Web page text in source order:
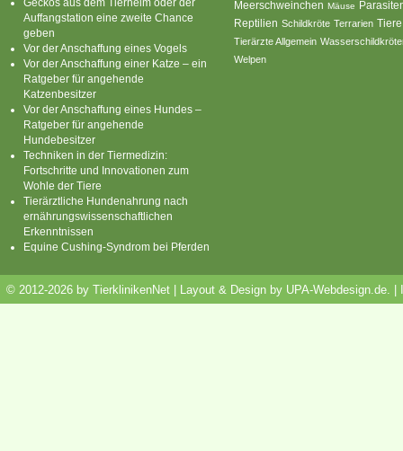
Auffangstation eine zweite Chance
geben
Vor der Anschaffung eines Vogels
Vor der Anschaffung einer Katze – ein
Ratgeber für angehende
Katzenbesitzer
Vor der Anschaffung eines Hundes –
Ratgeber für angehende
Hundebesitzer
Techniken in der Tiermedizin:
Fortschritte und Innovationen zum
Wohle der Tiere
Tierärztliche Hundenahrung nach
ernährungswissenschaftlichen
Erkenntnissen
Equine Cushing-Syndrom bei Pferden
Meerschweinchen Mäuse
Reptilien Schildkröte Terrarien Tiere
Tierärzte Allgemein
Welpen
© 2012-2026 by TierklinikenNet | Layout & Design by UPA-Webdesign.de.